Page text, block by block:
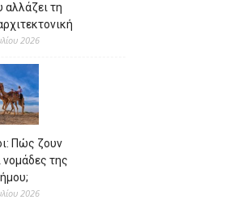
αλλάζει τη
2026
Πώς ζουν
νομάδες της
2026